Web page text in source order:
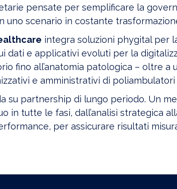
pensate per semplificare la
uno scenario in costante
integra soluzioni phygital per
dati e applicativi evoluti per la
fino all’anatomia patologica – oltre
e amministrativi di
su partnership di lungo periodo. Un
in tutte le fasi, dall’analisi strategica
per assicurare risultati